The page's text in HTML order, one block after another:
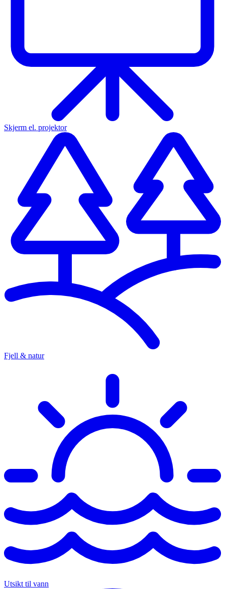
Skjerm el. projektor
Fjell & natur
Utsikt til vann